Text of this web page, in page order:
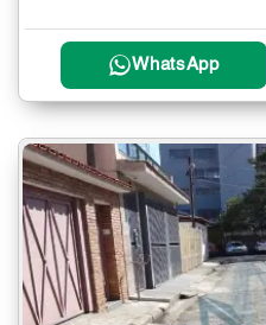
WhatsApp